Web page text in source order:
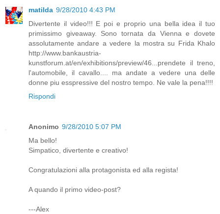
matilda 9/28/2010 4:43 PM
Divertente il video!!! E poi e proprio una bella idea il tuo
primissimo giveaway. Sono tornata da Vienna e dovete
assolutamente andare a vedere la mostra su Frida Khalo
http://www.bankaustria-
kunstforum.at/en/exhibitions/preview/46...prendete il treno,
l'automobile, il cavallo.... ma andate a vedere una delle
donne piu esspressive del nostro tempo. Ne vale la pena!!!!
Rispondi
Anonimo 9/28/2010 5:07 PM
Ma bello!
Simpatico, divertente e creativo!
Congratulazioni alla protagonista ed alla regista!
A quando il primo video-post?
---Alex